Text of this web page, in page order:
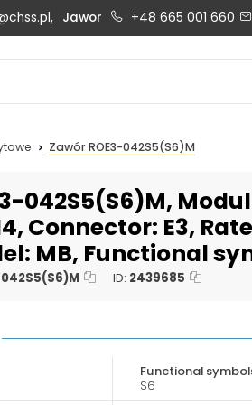
klienta:
368
+48 603 902 368
techniczne:
274
Magazyn 24H:
+48 731 349 406
Jawor +48 665 001 660
Zawór ROE3-042S5(S6)M
042S5(S6)M,
Connector: E3,
MB, Functional
042S5(S6)M ID: 2439685
Functional
S6